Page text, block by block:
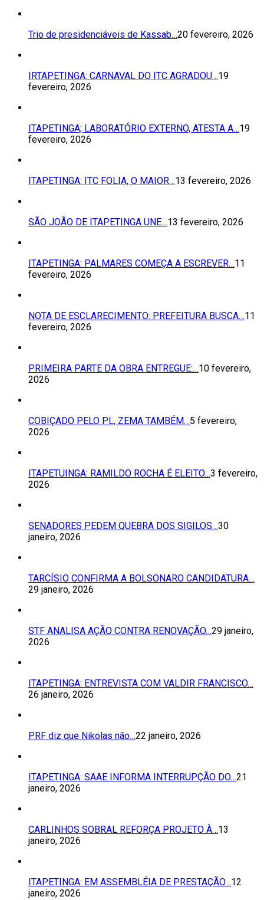
Trio de presidenciáveis de Kassab…20 fevereiro, 2026
IRTAPETINGA: CARNAVAL DO ITC AGRADOU…19
fevereiro, 2026
ITAPETINGA; LABORATÓRIO EXTERNO, ATESTA A…19
fevereiro, 2026
ITAPETINGA: ITC FOLIA, O MAIOR…13 fevereiro, 2026
SÃO JOÃO DE ITAPETINGA UNE…13 fevereiro, 2026
ITAPETINGA: PALMARES COMEÇA A ESCREVER…11
fevereiro, 2026
NOTA DE ESCLARECIMENTO: PREFEITURA BUSCA…11
fevereiro, 2026
PRIMEIRA PARTE DA OBRA ENTREGUE:…10 fevereiro,
2026
COBIÇADO PELO PL, ZEMA TAMBÉM…5 fevereiro,
2026
ITAPETUINGA: RAMILDO ROCHA É ELEITO…3 fevereiro,
2026
SENADORES PEDEM QUEBRA DOS SIGILOS…30
janeiro, 2026
TARCÍSIO CONFIRMA A BOLSONARO CANDIDATURA…
29 janeiro, 2026
STF ANALISA AÇÃO CONTRA RENOVAÇÃO…29 janeiro,
2026
ITAPETINGA: ENTREVISTA COM VALDIR FRANCISCO…
26 janeiro, 2026
PRF diz que Nikolas não…22 janeiro, 2026
ITAPETINGA: SAAE INFORMA INTERRUPÇÃO DO…21
janeiro, 2026
CARLINHOS SOBRAL REFORÇA PROJETO À…13
janeiro, 2026
ITAPETINGA: EM ASSEMBLÉIA DE PRESTAÇÃO…12
janeiro, 2026